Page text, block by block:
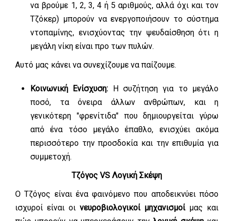
να βρούμε 1, 2, 3, 4 ή 5 αριθμούς, αλλά όχι και τον
Τζόκερ) μπορούν να ενεργοποιήσουν το σύστημα
ντοπαμίνης, ενισχύοντας την ψευδαίσθηση ότι η
μεγάλη νίκη είναι προ των πυλών.
Αυτό μας κάνει να συνεχίζουμε να παίζουμε.
Κοινωνική Ενίσχυση: Η συζήτηση για το μεγάλο
ποσό, τα όνειρα άλλων ανθρώπων, και η
γενικότερη "φρενίτιδα" που δημιουργείται γύρω
από ένα τόσο μεγάλο έπαθλο, ενισχύει ακόμα
περισσότερο την προσδοκία και την επιθυμία για
συμμετοχή.
Τζόγος VS Λογική Σκέψη
Ο Τζόγος είναι ένα φαινόμενο που αποδεικνύει πόσο
ισχυροί είναι οι νευροβιολογικοί μηχανισμοίμας και